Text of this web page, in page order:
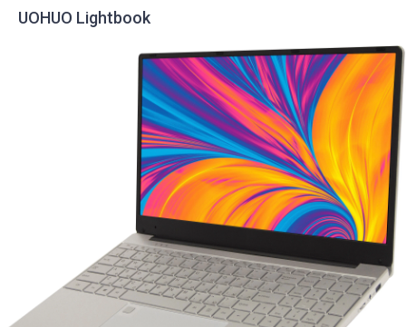
UOHUO Lightbook